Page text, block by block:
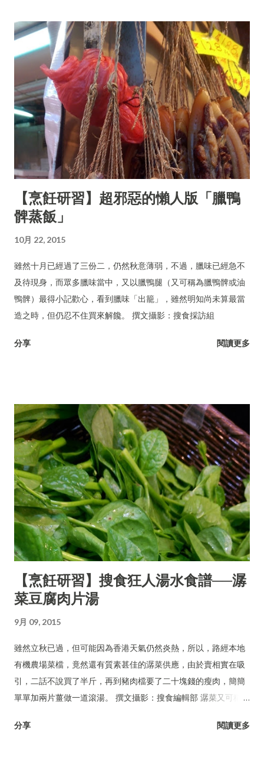
【烹飪研習】超邪惡的懶人版「臘鴨
髀蒸飯」
10月 22, 2015
雖然十月已經過了三份二，仍然秋意薄弱，不過，臘味已經急不
及待現身，而眾多臘味當中，又以臘鴨腿（又可稱為臘鴨髀或油
鴨髀）最得小記歡心，看到臘味「出籠」，雖然明知尚未算最當
造之時，但仍忍不住買來解饞。 撰文攝影：搜食採訪組
分享 閱讀更多
【烹飪研習】搜食狂人湯水食譜──潺
菜豆腐肉片湯
9月 09, 2015
雖然立秋已過，但可能因為香港天氣仍然炎熱，所以，路經本地
有機農場菜檔，竟然還有質素甚佳的潺菜供應，由於賣相實在吸
引，二話不說買了半斤，再到豬肉檔要了二十塊錢的瘦肉，簡簡
單單加兩片薑做一道滾湯。 撰文攝影：搜食編輯部 潺菜又可稱木
分享 閱讀更多